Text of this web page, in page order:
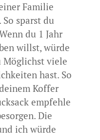
Familie
sparst du
du 1 Jahr
willst, würde
Möglichst viele
hast. So
Koffer
empfehle
Die
ich würde